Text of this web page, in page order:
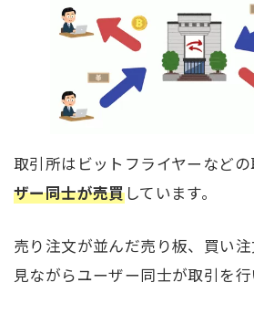
取引所はビットフライヤーなど
ザー同士が売買しています。
売り注文が並んだ売り板、買い
見ながらユーザー同士が取引を行